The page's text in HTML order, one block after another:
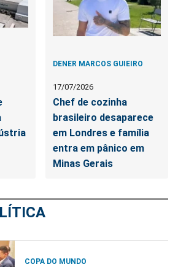
DENER MARCOS GUIEIRO
17/07/2026
Chef de cozinha
brasileiro desaparece
em Londres e família
entra em pânico em
Minas Gerais
COPA DO MUNDO